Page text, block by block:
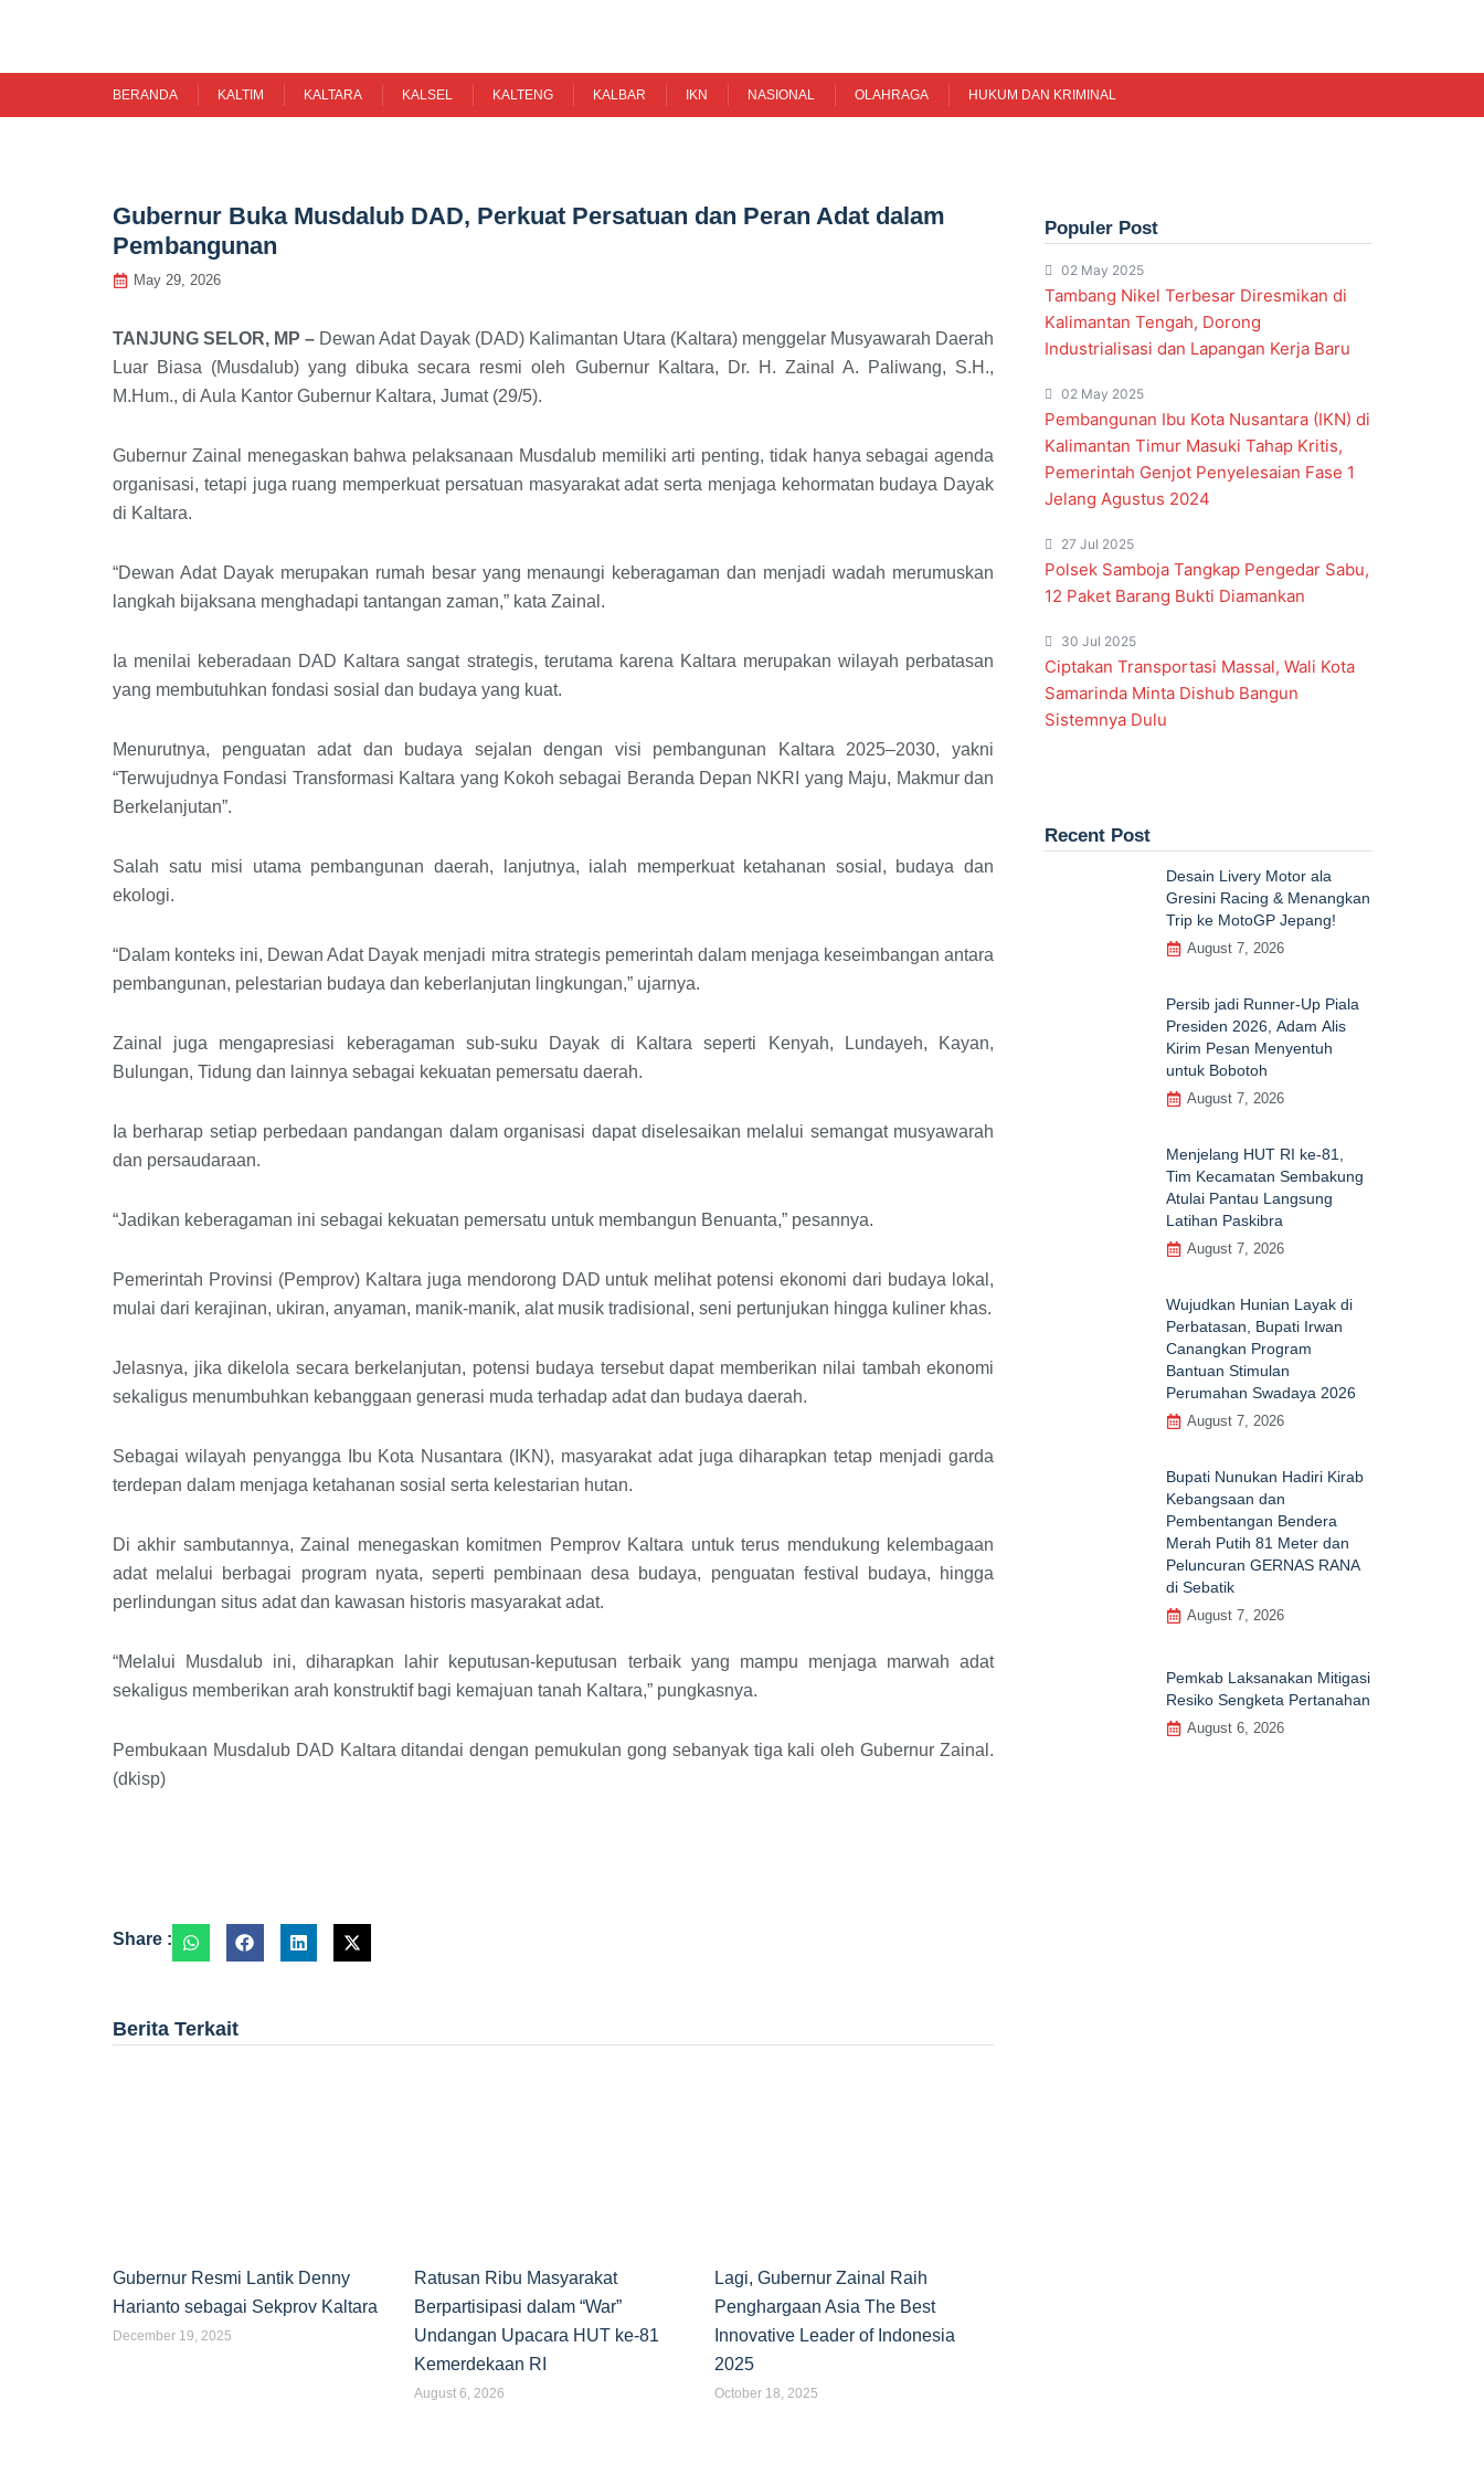
content
BERANDA KALTIM KALTARA KALSEL KALTENG KALBAR IKN NASIONAL OLAHRAGA HUKUM DAN KRIMINAL
Gubernur Buka Musdalub DAD, Perkuat Persatuan dan Peran Adat dalam
Pembangunan
May 29, 2026
TANJUNG SELOR, MP – Dewan Adat Dayak (DAD) Kalimantan Utara (Kaltara) menggelar Musyawarah Daerah
Luar Biasa (Musdalub) yang dibuka secara resmi oleh Gubernur Kaltara, Dr. H. Zainal A. Paliwang, S.H.,
M.Hum., di Aula Kantor Gubernur Kaltara, Jumat (29/5).
Gubernur Zainal menegaskan bahwa pelaksanaan Musdalub memiliki arti penting, tidak hanya sebagai agenda
organisasi, tetapi juga ruang memperkuat persatuan masyarakat adat serta menjaga kehormatan budaya Dayak
di Kaltara.
“Dewan Adat Dayak merupakan rumah besar yang menaungi keberagaman dan menjadi wadah merumuskan
langkah bijaksana menghadapi tantangan zaman,” kata Zainal.
Ia menilai keberadaan DAD Kaltara sangat strategis, terutama karena Kaltara merupakan wilayah perbatasan
yang membutuhkan fondasi sosial dan budaya yang kuat.
Menurutnya, penguatan adat dan budaya sejalan dengan visi pembangunan Kaltara 2025–2030, yakni
“Terwujudnya Fondasi Transformasi Kaltara yang Kokoh sebagai Beranda Depan NKRI yang Maju, Makmur dan
Berkelanjutan”.
Salah satu misi utama pembangunan daerah, lanjutnya, ialah memperkuat ketahanan sosial, budaya dan
ekologi.
“Dalam konteks ini, Dewan Adat Dayak menjadi mitra strategis pemerintah dalam menjaga keseimbangan antara
pembangunan, pelestarian budaya dan keberlanjutan lingkungan,” ujarnya.
Zainal juga mengapresiasi keberagaman sub-suku Dayak di Kaltara seperti Kenyah, Lundayeh, Kayan,
Bulungan, Tidung dan lainnya sebagai kekuatan pemersatu daerah.
Ia berharap setiap perbedaan pandangan dalam organisasi dapat diselesaikan melalui semangat musyawarah
dan persaudaraan.
“Jadikan keberagaman ini sebagai kekuatan pemersatu untuk membangun Benuanta,” pesannya.
Pemerintah Provinsi (Pemprov) Kaltara juga mendorong DAD untuk melihat potensi ekonomi dari budaya lokal,
mulai dari kerajinan, ukiran, anyaman, manik-manik, alat musik tradisional, seni pertunjukan hingga kuliner khas.
Jelasnya, jika dikelola secara berkelanjutan, potensi budaya tersebut dapat memberikan nilai tambah ekonomi
sekaligus menumbuhkan kebanggaan generasi muda terhadap adat dan budaya daerah.
Sebagai wilayah penyangga Ibu Kota Nusantara (IKN), masyarakat adat juga diharapkan tetap menjadi garda
terdepan dalam menjaga ketahanan sosial serta kelestarian hutan.
Di akhir sambutannya, Zainal menegaskan komitmen Pemprov Kaltara untuk terus mendukung kelembagaan
adat melalui berbagai program nyata, seperti pembinaan desa budaya, penguatan festival budaya, hingga
perlindungan situs adat dan kawasan historis masyarakat adat.
“Melalui Musdalub ini, diharapkan lahir keputusan-keputusan terbaik yang mampu menjaga marwah adat
sekaligus memberikan arah konstruktif bagi kemajuan tanah Kaltara,” pungkasnya.
Pembukaan Musdalub DAD Kaltara ditandai dengan pemukulan gong sebanyak tiga kali oleh Gubernur Zainal.
(dkisp)
Share :
Berita Terkait
Gubernur Resmi Lantik Denny
Harianto sebagai Sekprov Kaltara
December 19, 2025
Ratusan Ribu Masyarakat
Berpartisipasi dalam “War”
Undangan Upacara HUT ke-81
Kemerdekaan RI
August 6, 2026
Lagi, Gubernur Zainal Raih
Penghargaan Asia The Best
Innovative Leader of Indonesia
2025
October 18, 2025
Populer Post
02 May 2025
Tambang Nikel Terbesar Diresmikan di
Kalimantan Tengah, Dorong
Industrialisasi dan Lapangan Kerja Baru
02 May 2025
Pembangunan Ibu Kota Nusantara (IKN) di
Kalimantan Timur Masuki Tahap Kritis,
Pemerintah Genjot Penyelesaian Fase 1
Jelang Agustus 2024
27 Jul 2025
Polsek Samboja Tangkap Pengedar Sabu,
12 Paket Barang Bukti Diamankan
30 Jul 2025
Ciptakan Transportasi Massal, Wali Kota
Samarinda Minta Dishub Bangun
Sistemnya Dulu
Recent Post
Desain Livery Motor ala
Gresini Racing & Menangkan
Trip ke MotoGP Jepang!
August 7, 2026
Persib jadi Runner-Up Piala
Presiden 2026, Adam Alis
Kirim Pesan Menyentuh
untuk Bobotoh
August 7, 2026
Menjelang HUT RI ke‑81,
Tim Kecamatan Sembakung
Atulai Pantau Langsung
Latihan Paskibra
August 7, 2026
Wujudkan Hunian Layak di
Perbatasan, Bupati Irwan
Canangkan Program
Bantuan Stimulan
Perumahan Swadaya 2026
August 7, 2026
Bupati Nunukan Hadiri Kirab
Kebangsaan dan
Pembentangan Bendera
Merah Putih 81 Meter dan
Peluncuran GERNAS RANA
di Sebatik
August 7, 2026
Pemkab Laksanakan Mitigasi
Resiko Sengketa Pertanahan
August 6, 2026